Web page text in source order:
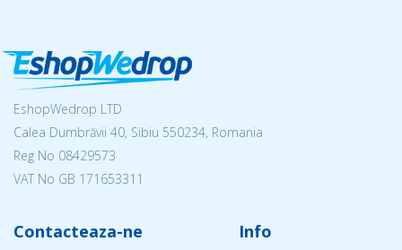
EshopWedrop LTD
Calea Dumbrăvii 40, Sibiu 550234, Romania
Reg No 08429573
VAT No GB 171653311
Contacteaza-ne Info